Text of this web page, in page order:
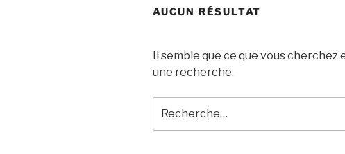
AUCUN RÉSULTAT
Il semble que ce que vous cherchez
une recherche.
pour